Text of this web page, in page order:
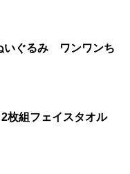
いぐるみ ワンワンち
枚組フェイスタオル